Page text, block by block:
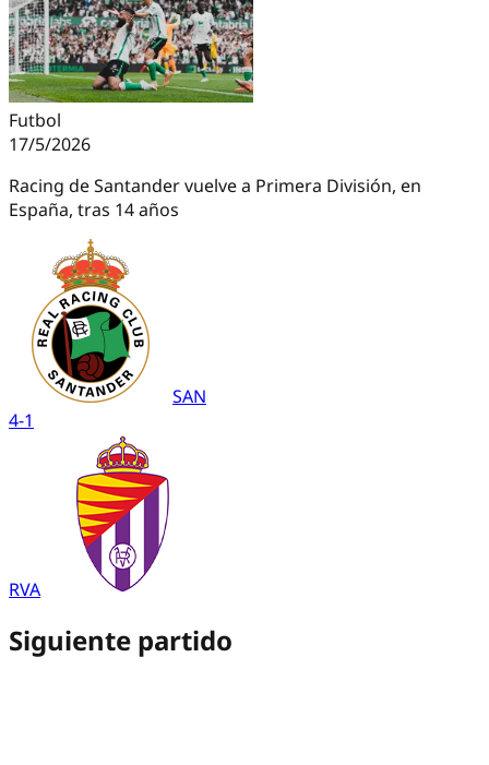
Futbol
17/5/2026
Racing de Santander vuelve a Primera División, en
España, tras 14 años
SAN
4-1
RVA
Siguiente partido